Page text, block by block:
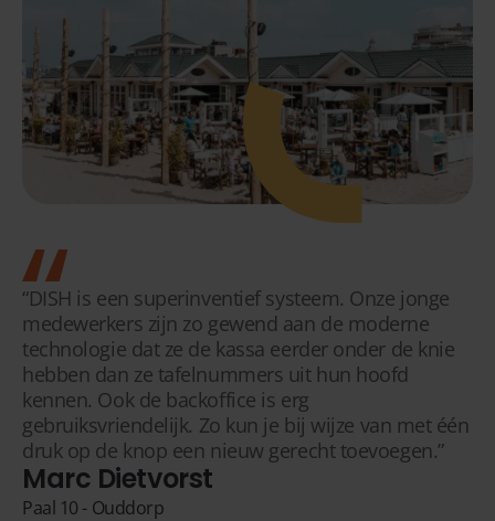
“DISH is een superinventief systeem. Onze jonge
medewerkers zijn zo gewend aan de moderne
technologie dat ze de kassa eerder onder de knie
hebben dan ze tafelnummers uit hun hoofd
kennen. Ook de backoffice is erg
gebruiksvriendelijk. Zo kun je bij wijze van met één
druk op de knop een nieuw gerecht toevoegen.”
Marc Dietvorst
Paal 10 - Ouddorp